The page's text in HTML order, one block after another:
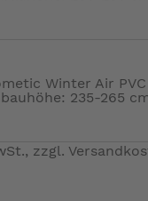
Winter Air
235-265
zzgl.